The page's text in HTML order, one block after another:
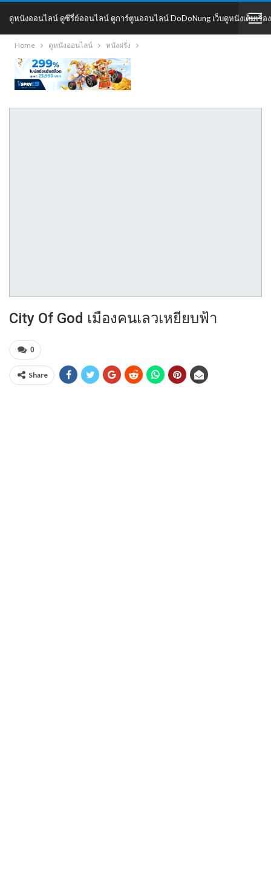
ดูหนังออนไลน์ ดูซีรี่ย์ออนไลน์ ดูการ์ตูนออนไลน์ DoDoNung เว็บดูหนังเต็มเรื่อง
DoDoNung
Home ดูหนังออนไลน์ หนังฝรั่ง
City Of God เมืองคนเลวเหยียบฟ้า
0
Share